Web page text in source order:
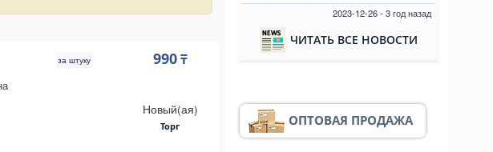
за штуку 990₸
Новый(ая)
Торг
2023-12-26 - 3 год назад
ЧИТАТЬ ВСЕ НОВОСТИ
ОПТОВАЯ ПРОДАЖА